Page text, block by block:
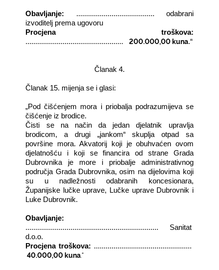
Obavljanje: ........................................ odabrani
izvoditelj prema ugovoru
Procjena troškova:
..................................................
200.000,00 kuna.“
Članak 4.
Članak 15. mijenja se i glasi:
„Pod čišćenjem mora i priobalja podrazumijeva se
čišćenje iz brodice.
Čisti se na način da jedan djelatnik upravlja
brodicom, a drugi „jankom“ skuplja otpad sa
površine mora. Akvatorij koji je obuhvaćen ovom
djelatnošću i koji se financira od strane Grada
Dubrovnika je more i priobalje administrativnog
područja Grada Dubrovnika, osim na dijelovima koji
su u nadležnosti odabranih koncesionara,
Županijske lučke uprave, Lučke uprave Dubrovnik i
Luke Dubrovnik.
Obavljanje:
....................................................................
Sanitat
d.o.o.
Procjena troškova: ..................................................
40.000,00 kuna.“